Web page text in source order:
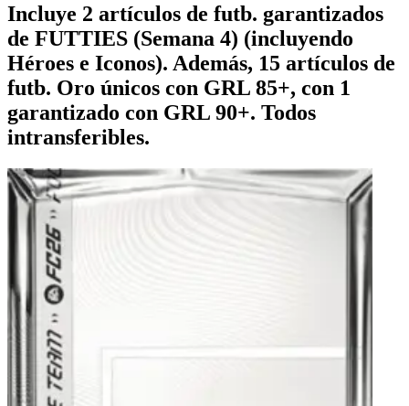
Incluye 2 artículos de futb. garantizados
de FUTTIES (Semana 4) (incluyendo
Héroes e Iconos). Además, 15 artículos de
futb. Oro únicos con GRL 85+, con 1
garantizado con GRL 90+. Todos
intransferibles.